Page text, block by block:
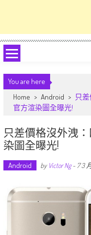
You are here
Home > Android > 只
官方渲染圖全曝光!
只差價格沒外洩：
染圖全曝光!
Android by Victor Ng- 7 3